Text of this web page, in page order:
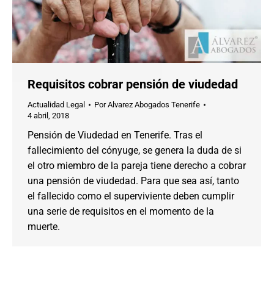
Requisitos cobrar pensión de viudedad
Actualidad Legal PorAlvarez Abogados Tenerife
4 abril, 2018
Pensión de Viudedad en Tenerife. Tras el
fallecimiento del cónyuge, se genera la duda de si
el otro miembro de la pareja tiene derecho a cobrar
una pensión de viudedad. Para que sea así, tanto
el fallecido como el superviviente deben cumplir
una serie de requisitos en el momento de la
muerte.